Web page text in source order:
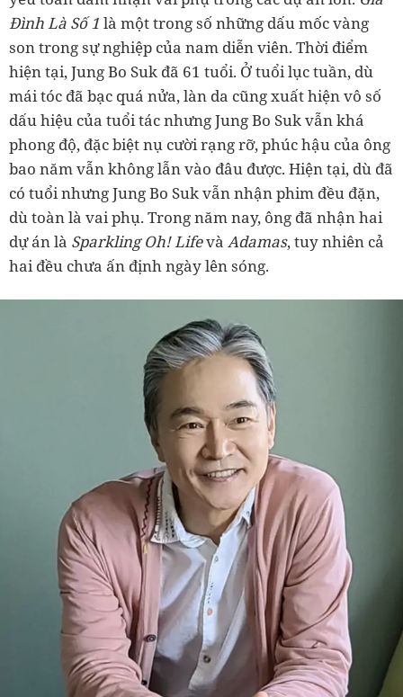
Đình Là Số 1 là một trong số những dấu mốc vàng
son trong sự nghiệp của nam diễn viên. Thời điểm
hiện tại, Jung Bo Suk đã 61 tuổi. Ở tuổi lục tuần, dù
mái tóc đã bạc quá nửa, làn da cũng xuất hiện vô số
dấu hiệu của tuổi tác nhưng Jung Bo Suk vẫn khá
phong độ, đặc biệt nụ cười rạng rỡ, phúc hậu của ông
bao năm vẫn không lẫn vào đâu được. Hiện tại, dù đã
có tuổi nhưng Jung Bo Suk vẫn nhận phim đều đặn,
dù toàn là vai phụ. Trong năm nay, ông đã nhận hai
dự án là Sparkling Oh! Lifevà Adamas, tuy nhiên cả
hai đều chưa ấn định ngày lên sóng.